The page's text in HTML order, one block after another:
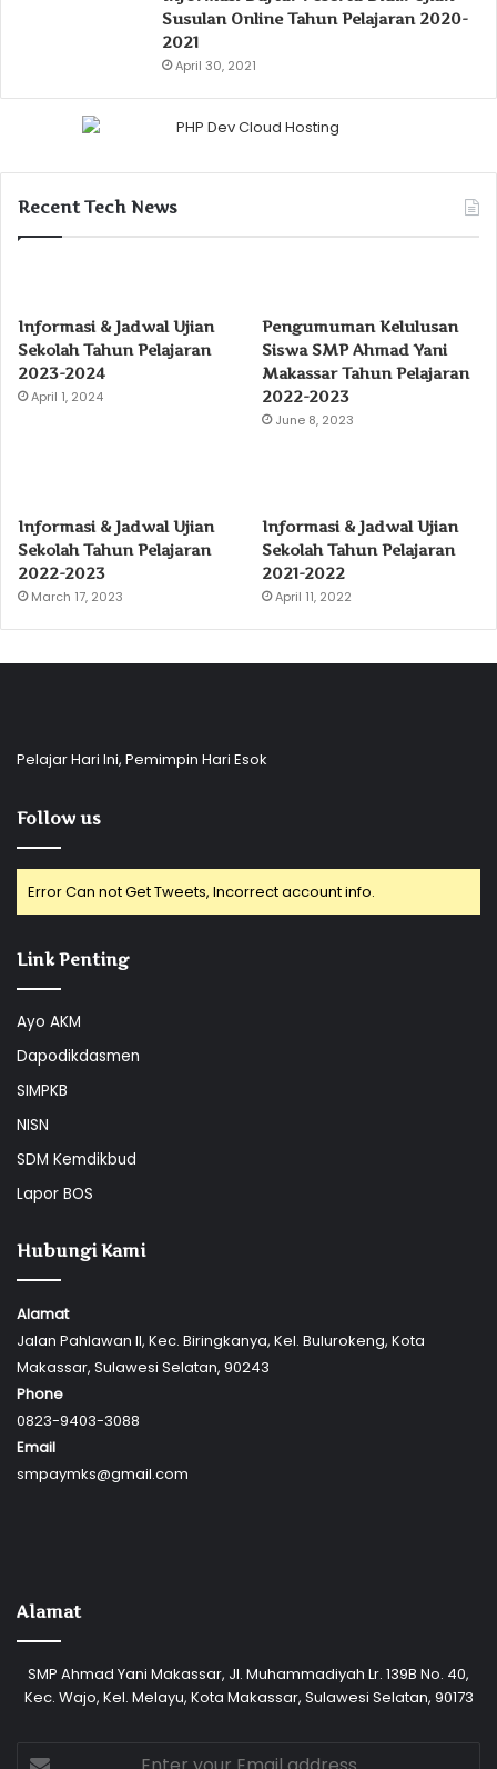
Susulan Online Tahun Pelajaran 2020-
2021
April 30, 2021
Recent Tech News
Informasi & Jadwal Ujian
Sekolah Tahun Pelajaran
2023-2024
April 1, 2024
Pengumuman Kelulusan
Siswa SMP Ahmad Yani
Makassar Tahun Pelajaran
2022-2023
June 8, 2023
Informasi & Jadwal Ujian
Sekolah Tahun Pelajaran
2022-2023
March 17, 2023
Informasi & Jadwal Ujian
Sekolah Tahun Pelajaran
2021-2022
April 11, 2022
Pelajar Hari Ini, Pemimpin Hari Esok
Follow us
Error Can not Get Tweets, Incorrect account info.
Link Penting
Ayo AKM
Dapodikdasmen
SIMPKB
NISN
SDM Kemdikbud
Lapor BOS
Hubungi Kami
Alamat
Jalan Pahlawan II, Kec. Biringkanya, Kel. Bulurokeng, Kota
Makassar, Sulawesi Selatan, 90243
Phone
0823-9403-3088
Email
smpaymks@gmail.com
Alamat
SMP Ahmad Yani Makassar, Jl. Muhammadiyah Lr. 139B No. 40,
Kec. Wajo, Kel. Melayu, Kota Makassar, Sulawesi Selatan, 90173
Enter